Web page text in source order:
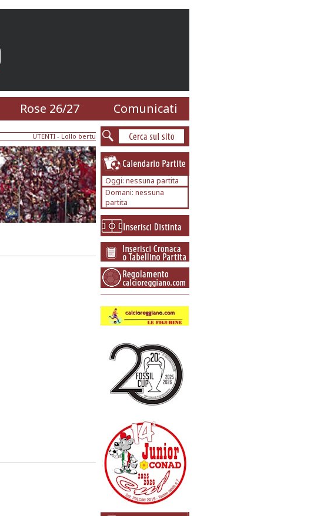
Rose 26/27 Comunicati
UTENTI - Lollo bertu
Oggi: nessuna partita
Domani: nessuna
partita